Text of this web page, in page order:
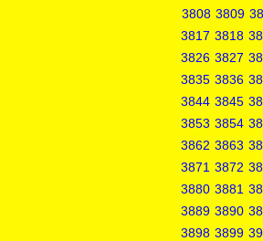
3808 3809
3817 3818
3826 3827
3835 3836
3844 3845
3853 3854
3862 3863
3871 3872
3880 3881
3889 3890
3898 3899